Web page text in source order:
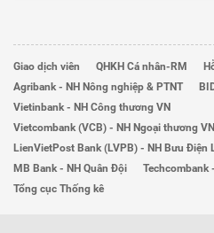
Giao dịch viên QHKH Cá nhân-RM
Agribank - NH Nông nghiệp & PTNT
Vietinbank - NH Công thương VN
Vietcombank (VCB) - NH Ngoại thương VN
LienVietPost Bank (LVPB) - NH Bưu Điện
MB Bank - NH Quân Đội
Techcombank
Tổng cục Thống kê